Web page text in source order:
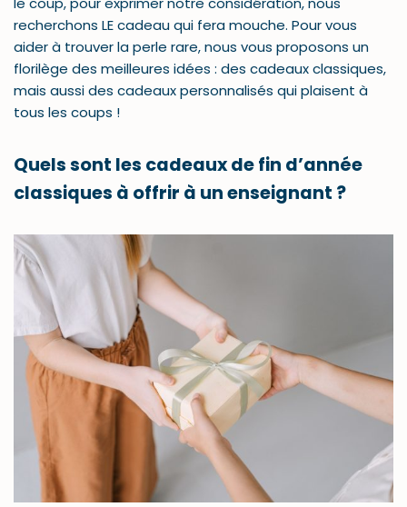
recherchons LE cadeau qui fera mouche. Pour vous
aider à trouver la perle rare, nous vous proposons un
florilège des meilleures idées : des cadeaux classiques,
mais aussi des cadeaux personnalisés qui plaisent à
tous les coups !
Quels sont les cadeaux de fin d’année
classiques à offrir à un enseignant ?